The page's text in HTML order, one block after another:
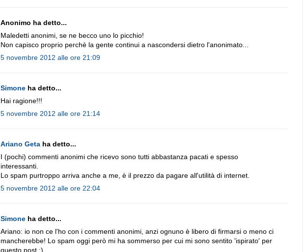
Anonimo ha detto...
Maledetti anonimi, se ne becco uno lo picchio!
Non capisco proprio perchè la gente continui a nascondersi dietro l'anonimato...
5 novembre 2012 alle ore 21:09
Simone ha detto...
Hai ragione!!!
5 novembre 2012 alle ore 21:14
Ariano Geta ha detto...
I (pochi) commenti anonimi che ricevo sono tutti abbastanza pacati e spesso
interessanti.
Lo spam purtroppo arriva anche a me, è il prezzo da pagare all'utilità di internet.
5 novembre 2012 alle ore 22:04
Simone ha detto...
Ariano: io non ce l'ho con i commenti anonimi, anzi ognuno è libero di firmarsi o meno ci
mancherebbe! Lo spam oggi però mi ha sommerso per cui mi sono sentito 'ispirato' per
questo post :)